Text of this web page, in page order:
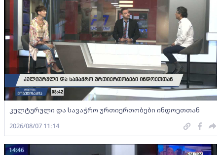
კულტურული და სავაჭრო ურთიერთობები ინდოეთთან
2026/08/07 11:14
14:46